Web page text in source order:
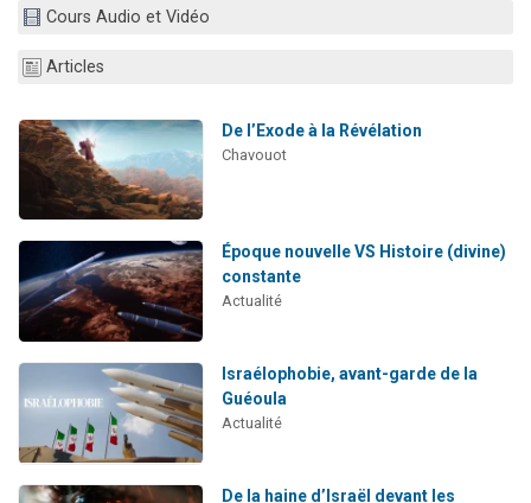
Il reste 49 places pour étudier en groupe sur Zoom
Cours Audio et Vidéo
Articles
De l’Exode à la Révélation
Chavouot
Époque nouvelle VS Histoire (divine)
constante
Actualité
Israélophobie, avant-garde de la
Guéoula
Actualité
De la haine d’Israël devant les